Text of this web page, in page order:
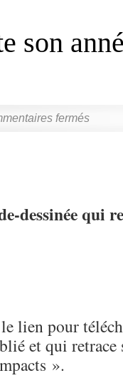
son
fermés
dessinée qui
lien pour
et qui retrace
».